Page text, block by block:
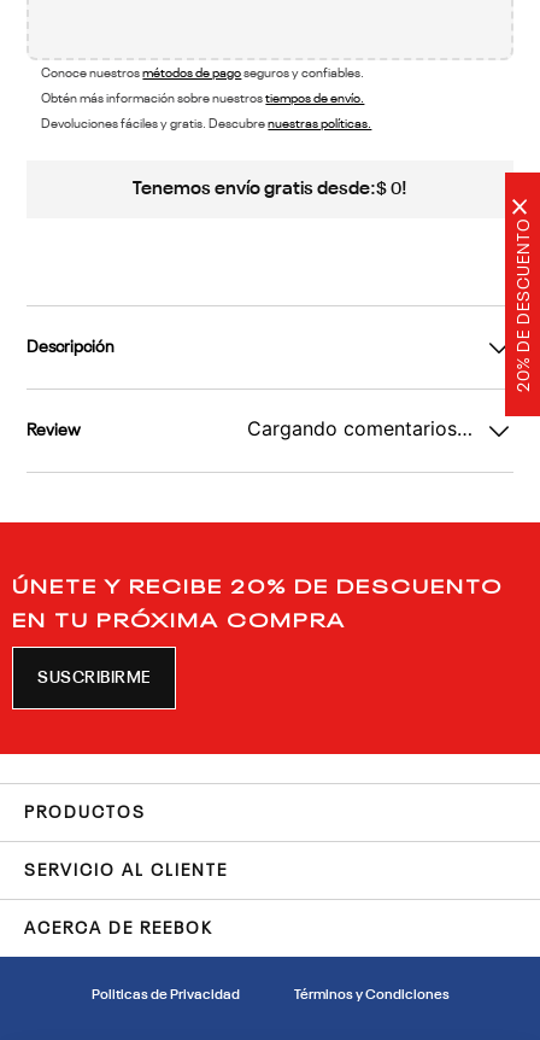
20% DE DESCUENTO
×
Conoce nuestrosmétodos de pagoseguros y confiables.
Obtén más información sobre nuestrostiempos de envío.
Devoluciones fáciles y gratis. Descubrenuestras políticas.
Tenemos envío gratis desde:$ 0!
Descripción
Review Cargando comentarios…
ÚNETE Y RECIBE 20% DE DESCUENTO
EN TU PRÓXIMA COMPRA
SUSCRIBIRME
PRODUCTOS
SERVICIO AL CLIENTE
ACERCA DE REEBOK
Politicas de Privacidad Términos y Condiciones